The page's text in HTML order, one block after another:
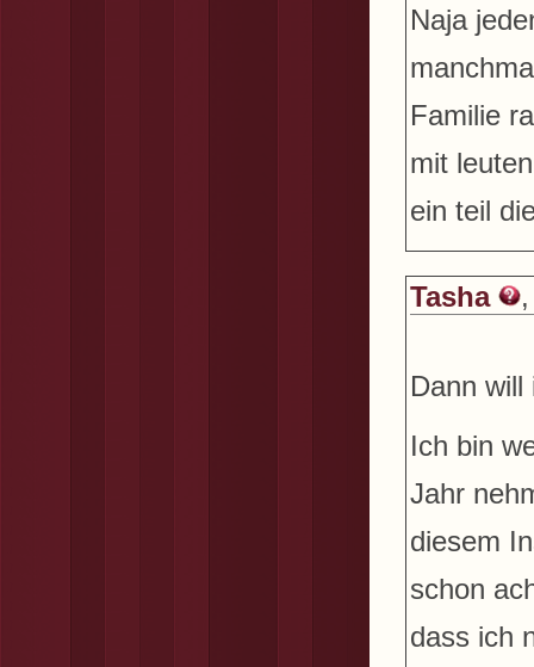
Naja
Familie
mit
ein teil
Tasha
Dann
Ich bin
Jahr
diesem
schon
dass ich